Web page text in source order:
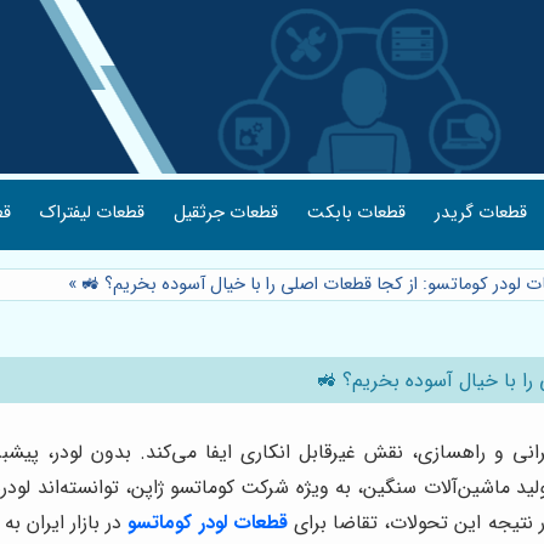
قطعات گریدر قطعات بابکت قطعات جرثقیل قطعات لیفتراک
لودر کوماتسو: از کجا قطعات اصلی را با خیال آسوده بخریم؟ 🚜 »
با خیال آسوده بخریم؟ 🚜
و راهسازی، نقش غیرقابل انکاری ایفا می‌کند. بدون لودر،
ماشین‌آلات سنگین، به ویژه شرکت کوماتسو ژاپن، توانسته‌اند
این تحولات، تقاضا برایقطعات لودر کوماتسودر بازار